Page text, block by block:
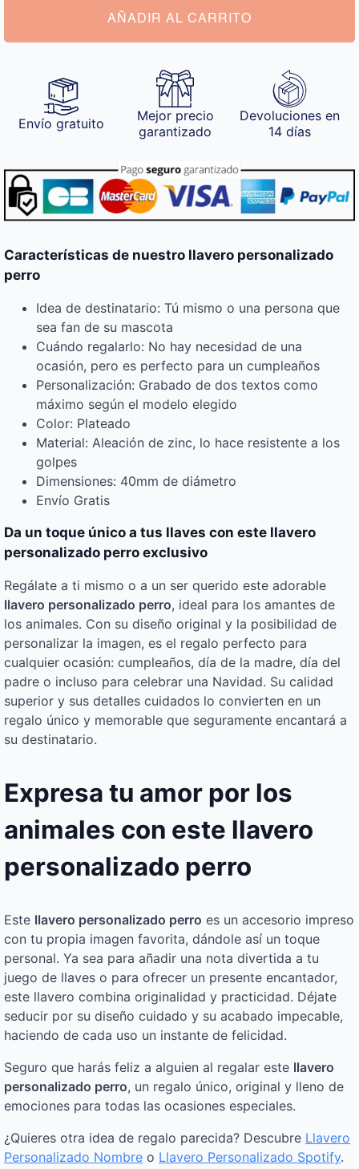
AÑADIR AL CARRITO
Envío gratuito
Mejor precio
garantizado
Devoluciones en
14 días
Características de nuestro llavero personalizado
perro
Idea de destinatario: Tú mismo o una persona que
sea fan de su mascota
Cuándo regalarlo: No hay necesidad de una
ocasión, pero es perfecto para un cumpleaños
Personalización: Grabado de dos textos como
máximo según el modelo elegido
Color: Plateado
Material: Aleación de zinc, lo hace resistente a los
golpes
Dimensiones: 40mm de diámetro
Envío Gratis
Da un toque único a tus llaves con este llavero
personalizado perro exclusivo
Regálate a ti mismo o a un ser querido este adorable
llavero personalizado perro, ideal para los amantes de
los animales. Con su diseño original y la posibilidad de
personalizar la imagen, es el regalo perfecto para
cualquier ocasión: cumpleaños, día de la madre, día del
padre o incluso para celebrar una Navidad. Su calidad
superior y sus detalles cuidados lo convierten en un
regalo único y memorable que seguramente encantará a
su destinatario.
Expresa tu amor por los
animales con este llavero
personalizado perro
Este llavero personalizado perro es un accesorio impreso
con tu propia imagen favorita, dándole así un toque
personal. Ya sea para añadir una nota divertida a tu
juego de llaves o para ofrecer un presente encantador,
este llavero combina originalidad y practicidad. Déjate
seducir por su diseño cuidado y su acabado impecable,
haciendo de cada uso un instante de felicidad.
Seguro que harás feliz a alguien al regalar este llavero
personalizado perro, un regalo único, original y lleno de
emociones para todas las ocasiones especiales.
¿Quieres otra idea de regalo parecida? Descubre Llavero
Personalizado Nombre o Llavero Personalizado Spotify.